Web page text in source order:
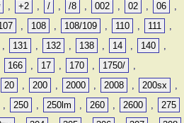
, +2 , / , /8 , 002 , 02 , 06
,
, 108 , 108/109 , 110 , 111
,
, 131 , 132 , 138 , 14 , 140
,
166 , 17 , 170 , 1750/
,
20 , 200 , 2000 , 2008 , 200sx
,
, 250 , 250lm , 260 , 2600 ,
275